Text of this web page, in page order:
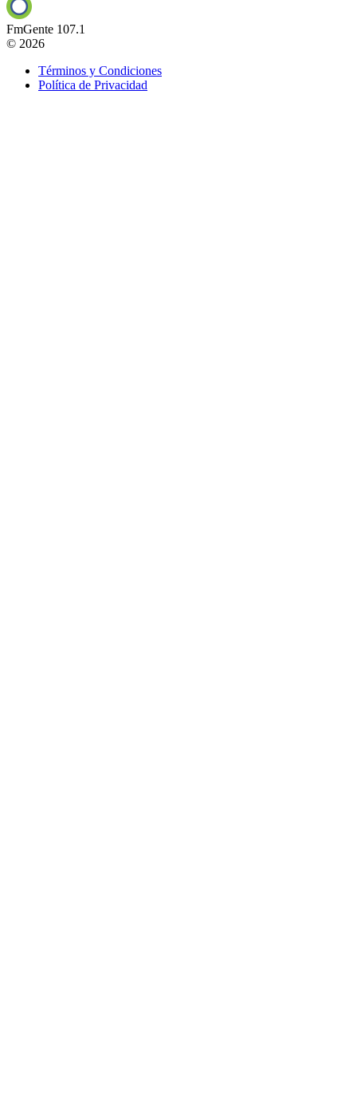
FmGente 107.1
© 2026
Términos y Condiciones
Política de Privacidad